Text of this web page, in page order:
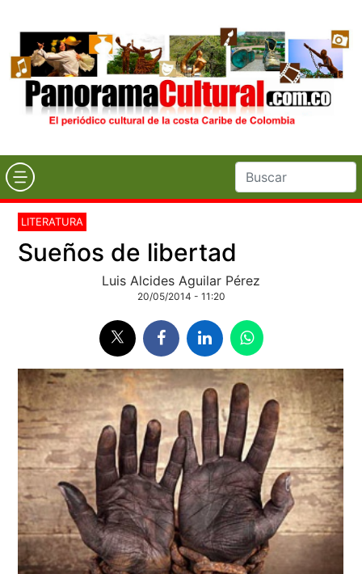
LITERATURA
Sueños de libertad
Luis Alcides Aguilar Pérez
20/05/2014 - 11:20